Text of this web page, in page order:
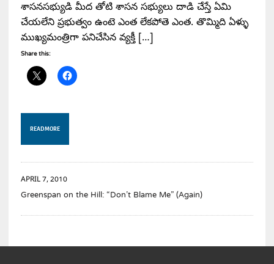
శాసనసభ్యుడి మీద తోటి శాసన సభ్యులు దాడి చేస్తే ఏమి
చేయలేని ప్రభుత్వం ఉంటె ఎంత లేకపోతె ఎంత. తొమ్మిది ఏళ్ళు
ముఖ్యమంత్రిగా పనిచేసిన వ్యక్తీ […]
Share this:
READ MORE
APRIL 7, 2010
Greenspan on the Hill: “Don’t Blame Me” (Again)